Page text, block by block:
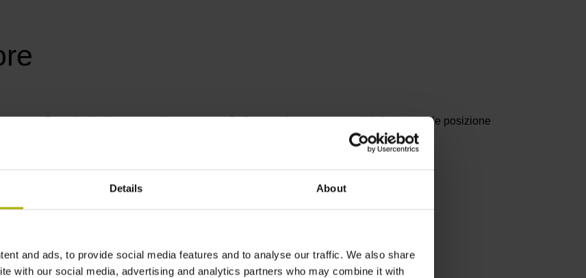
Details About
and ads, to provide social media features and to analyse our traffic. We also share
with our social media, advertising and analytics partners who may combine it with
Q e salvarlo in un secondo parametro Q. Con un altro parametro si definisce quale posizione